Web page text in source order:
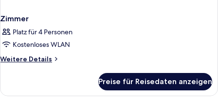
Zimmer
Platz für 4 Personen
Kostenloses WLAN
Weitere Details
Weitere
Preise für Reisedaten anzeigen